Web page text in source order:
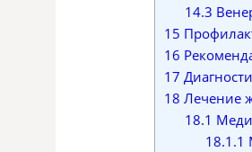
14.3
15
16
17
18 Лечение
18.1
18.1.1